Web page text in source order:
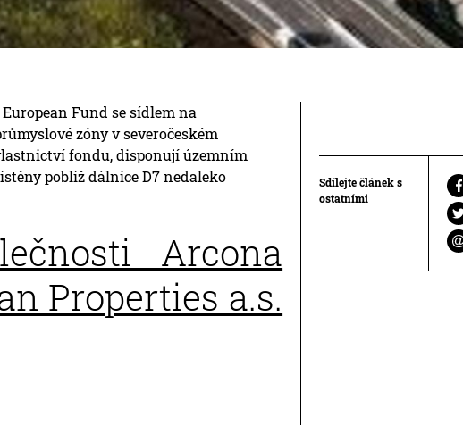
Fund se sídlem na
zóny v severočeském
fondu, disponují územním
poblíž dálnice D7 nedaleko
Arcona
Properties a.s.
Sdílejte článek s
ostatními